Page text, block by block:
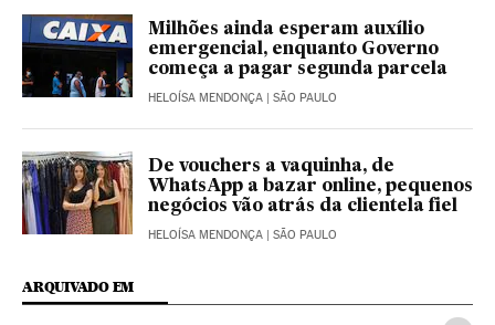
Milhões ainda esperam auxílio
emergencial, enquanto Governo
começa a pagar segunda parcela
HELOÍSA MENDONÇA | SÃO PAULO
De vouchers a vaquinha, de
WhatsApp a bazar online, pequenos
negócios vão atrás da clientela fiel
HELOÍSA MENDONÇA | SÃO PAULO
ARQUIVADO EM